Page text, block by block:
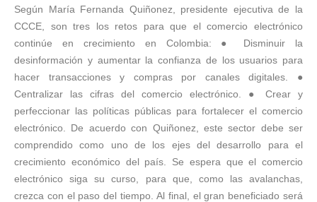
Según María Fernanda Quiñonez, presidente ejecutiva de la
CCCE, son tres los retos para que el comercio electrónico
continúe en crecimiento en Colombia: ● Disminuir la
desinformación y aumentar la confianza de los usuarios para
hacer transacciones y compras por canales digitales. ●
Centralizar las cifras del comercio electrónico. ● Crear y
perfeccionar las políticas públicas para fortalecer el comercio
electrónico. De acuerdo con Quiñonez, este sector debe ser
comprendido como uno de los ejes del desarrollo para el
crecimiento económico del país. Se espera que el comercio
electrónico siga su curso, para que, como las avalanchas,
crezca con el paso del tiempo. Al final, el gran beneficiado será